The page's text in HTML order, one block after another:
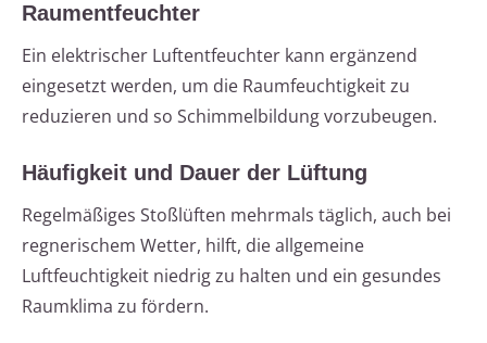
Raumentfeuchter
Ein elektrischer Luftentfeuchter kann ergänzend
eingesetzt werden, um die Raumfeuchtigkeit zu
reduzieren und so Schimmelbildung vorzubeugen.
Häufigkeit und Dauer der Lüftung
Regelmäßiges Stoßlüften mehrmals täglich, auch bei
regnerischem Wetter, hilft, die allgemeine
Luftfeuchtigkeit niedrig zu halten und ein gesundes
Raumklima zu fördern.